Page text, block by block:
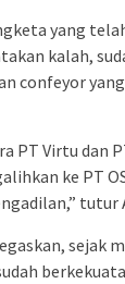
yang
kalah,
confeyor
PT Virtu dan
ke PT
tutur
sejak